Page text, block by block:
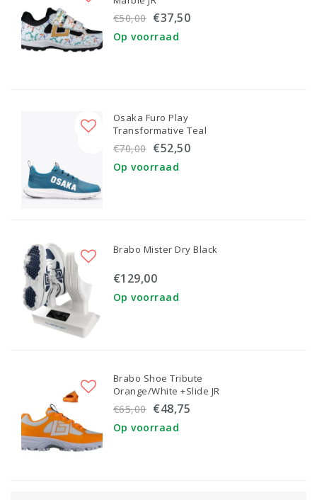
€50,00 €37,50
Op voorraad
Osaka Furo Play
Transformative Teal
€70,00 €52,50
Op voorraad
Brabo Mister Dry Black
€129,00
Op voorraad
Brabo Shoe Tribute
Orange/White +Slide JR
€65,00 €48,75
Op voorraad